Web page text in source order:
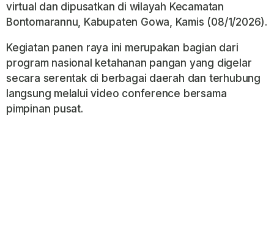
virtual dan dipusatkan di wilayah Kecamatan
Bontomarannu, Kabupaten Gowa, Kamis (08/1/2026).
Kegiatan panen raya ini merupakan bagian dari
program nasional ketahanan pangan yang digelar
secara serentak di berbagai daerah dan terhubung
langsung melalui video conference bersama
pimpinan pusat.